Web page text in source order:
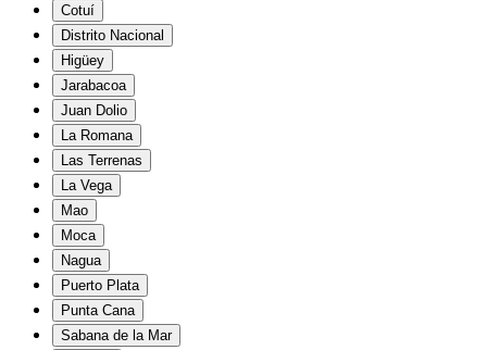
Cotuí
Distrito Nacional
Higüey
Jarabacoa
Juan Dolio
La Romana
Las Terrenas
La Vega
Mao
Moca
Nagua
Puerto Plata
Punta Cana
Sabana de la Mar